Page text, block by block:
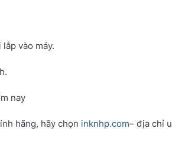
vào máy.
nay
hãng, hãy chọn inknhp.com– địa chỉ